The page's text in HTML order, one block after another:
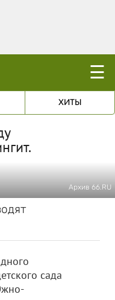
☰
ХИТЫ
Архив 66.RU
сада